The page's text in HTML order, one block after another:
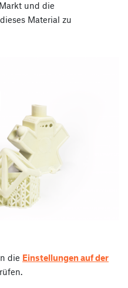
und die
Material zu
die Einstellungen auf der